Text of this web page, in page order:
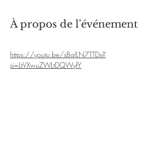
À propos de l'événement
https://youtu.be/sBqILN7TTDs?
si=LtVXwuZWLtDQWyfY